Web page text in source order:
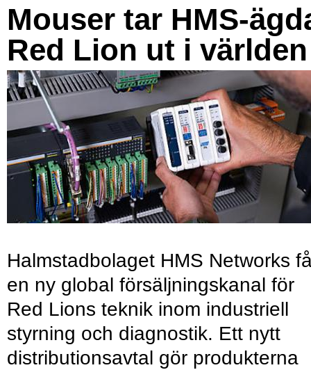
Mouser tar HMS-
Red Lion ut i världen
Halmstadbolaget HMS Networks
en ny global försäljningskanal för
Red Lions teknik inom industriell
styrning och diagnostik. Ett nytt
distributionsavtal gör produkterna